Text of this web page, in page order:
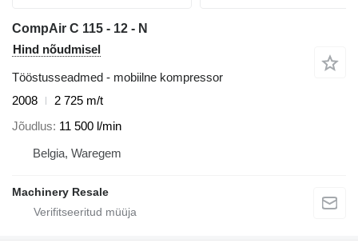
CompAir C 115 - 12 - N
Hind nõudmisel
Tööstusseadmed - mobiilne kompressor
2008
2 725 m/t
Jõudlus 11 500 l/min
Belgia, Waregem
Machinery Resale